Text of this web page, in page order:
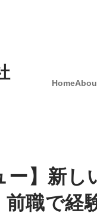
Home
ー】新し
職で経